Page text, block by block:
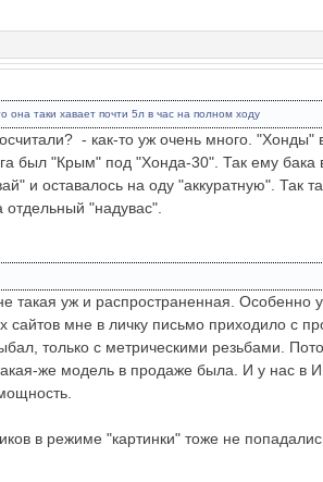
она таки хавает почти 5л в час на полном ходу
- как-то уж очень много.
был "Крым" под "Хонда-30". Так ему
и оставалось на оду "аккуратную". Так
"надувас".
такая уж и распространенная. Особенно
мне в личку письмо приходило с
только с метрическими резьбами.
же модель в продаже была. И у нас в
в режиме "картинки" тоже не